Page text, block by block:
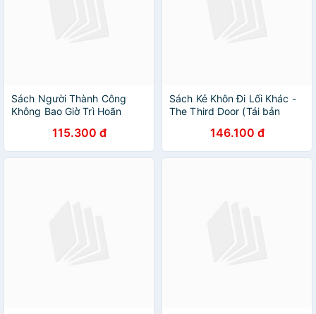
Sách Người Thành Công
Không Bao Giờ Trì Hoãn
115.300 đ
Sách Kẻ Khôn Đi Lối Khác -
The Third Door (Tái bản
146.100 đ